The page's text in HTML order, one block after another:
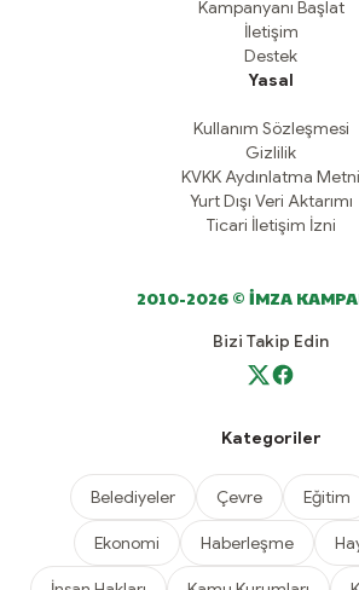
Kampanyanı Başlat
İletişim
Destek
Yasal
Kullanım Sözleşmesi
Gizlilik
KVKK Aydınlatma Metni
Yurt Dışı Veri Aktarımı
Ticari İletişim İzni
2010-2026 © İMZA
Bizi Takip Edin
Kategoriler
Belediyeler Çevre Eğitim
Ekonomi Haberleşme